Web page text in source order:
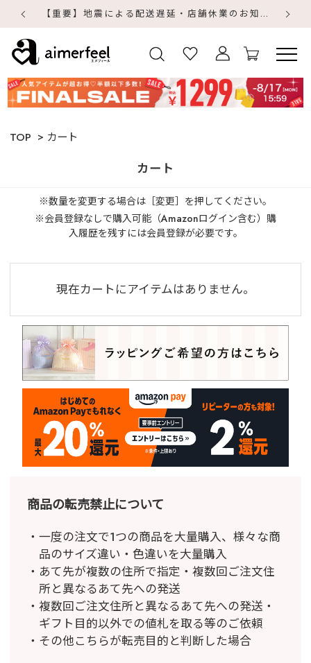
【重要】地震による配送遅延・店舗休業のお知らせ
TOP カート
カート
※数量を変更する場合は［変更］を押してください。
※会員登録なしで購入可能（Amazonログイン含む）購
入履歴を残すには会員登録が必要です。
現在カートにアイテムはありません。
商品の転売禁止について
一度の注文で1つの商品を大量購入、様々な商
品のサイズ違い・色違いを大量購入
あて先が複数の住所で指定・複数回ご注文住
所と異なるあて先への発送
複数回ご注文住所と異なるあて先への発送・
ギフト目的以外での値札を取る等のご依頼
その他こちらが転売目的と判断した場合